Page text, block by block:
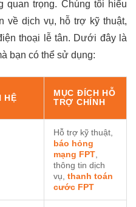
quan trọng. Chúng tôi hiểu
về dịch vụ, hỗ trợ kỹ thuật,
thoại lễ tân. Dưới đây là
bạn có thể sử dụng:
HỆ
MỤC ĐÍCH HỖ
TRỢ CHÍNH
Hỗ trợ kỹ thuật,
báo hỏng
mạng FPT
thông tin dịch
vụ, thanh toán
cước FPT